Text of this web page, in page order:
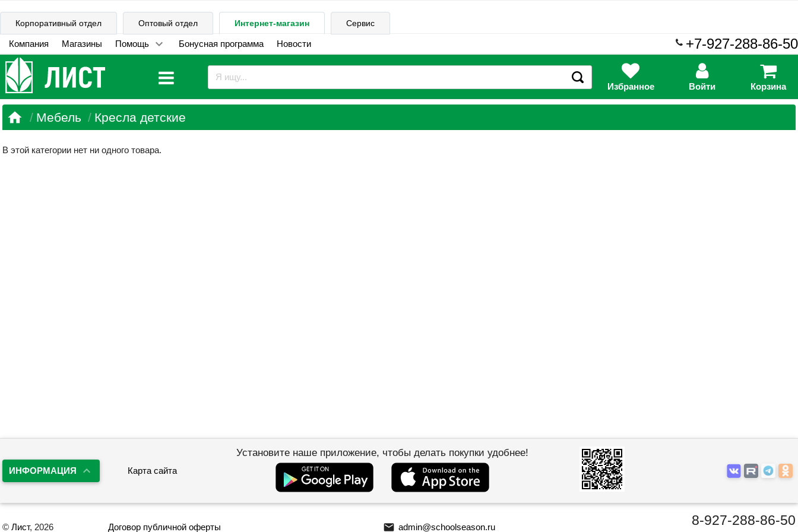
Корпоративный отдел Оптовый отдел Интернет-магазин Сервис
Компания Магазины Помощь Бонусная программа Новости +7-927-288-86-50
Избранное Войти Корзина
 Мебель Кресла детские
В этой категории нет ни одного товара.
ИНФОРМАЦИЯ Карта сайта
Установите наше приложение, чтобы делать покупки удобнее!
© Лист, 2026 Договор публичной оферты email admin@schoolseason.ru 8-927-288-86-50